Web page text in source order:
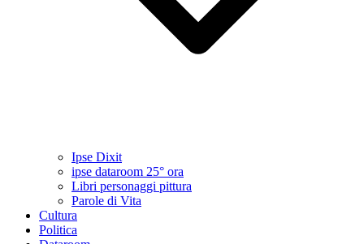
Ipse Dixit
ipse dataroom 25° ora
Libri personaggi pittura
Parole di Vita
Cultura
Politica